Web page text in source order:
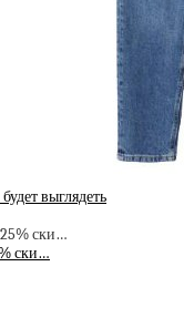
выглядеть
ски…